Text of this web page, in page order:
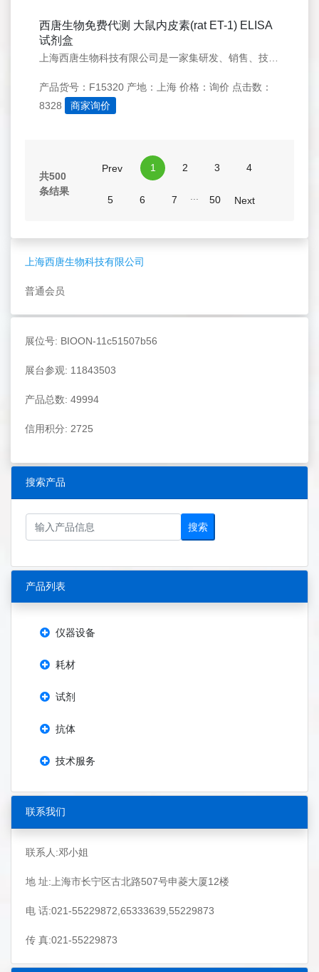
上海西唐生物科技有限公司
普通会员
展位号: BIOON-11c51507b56
展台参观: 11843503
产品总数: 49994
信用积分: 2725
搜索产品
搜索
产品列表
仪器设备
耗材
试剂
抗体
技术服务
联系我们
联系人:邓小姐
地 址:上海市长宁区古北路507号申菱大厦12楼
电 话:021-55229872,65333639,55229873
传 真:021-55229873
西唐生物免费代测 大鼠内皮素(rat ET-1) ELISA
试剂盒
产品货号：F15320 产地：上海 价格：询价 点击数：
8328
商家询价
共500
条结果
Prev 1 2 3 4
5 6 7 50 Next